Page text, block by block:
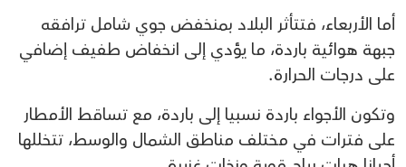
أما الأربعاء، فتتأثر البلاد بمنخفض جوي شامل ترافقه
جبهة هوائية باردة، ما يؤدي إلى انخفاض طفيف إضافي
على درجات الحرارة.
وتكون الأجواء باردة نسبيا إلى باردة، مع تساقط الأمطار
على فترات في مختلف مناطق الشمال والوسط، تتخللها